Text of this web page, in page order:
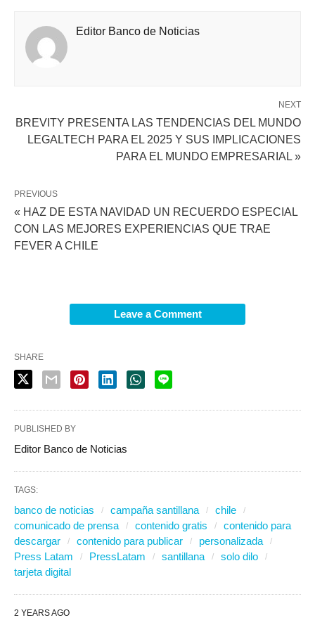
Editor Banco de Noticias
NEXT
BREVITY PRESENTA LAS TENDENCIAS DEL MUNDO
LEGALTECH PARA EL 2025 Y SUS IMPLICACIONES
PARA EL MUNDO EMPRESARIAL »
PREVIOUS
« HAZ DE ESTA NAVIDAD UN RECUERDO ESPECIAL
CON LAS MEJORES EXPERIENCIAS QUE TRAE
FEVER A CHILE
Leave a Comment
SHARE
PUBLISHED BY
Editor Banco de Noticias
TAGS:
banco de noticias campaña santillana
chile
comunicado de prensa
contenido gratis
contenido para
descargar
contenido para publicar
personalizada
Press Latam
PressLatam santillana
solo dilo
tarjeta digital
2 YEARS AGO